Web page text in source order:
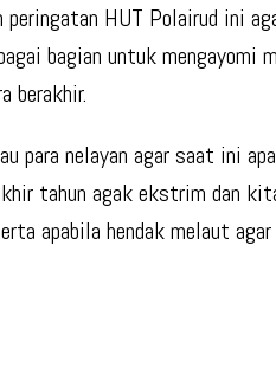
peringatan HUT Polairud ini
bagian untuk mengayomi
berakhir.
para nelayan agar saat ini
tahun agak ekstrim dan
apabila hendak melaut